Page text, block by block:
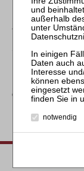
Bleibeprämien
Insolvenz des
Arbeitgebers
Die Haftung des
Kommanditisten
Insolvenz der
Gesellschaft
Passende
notwendig